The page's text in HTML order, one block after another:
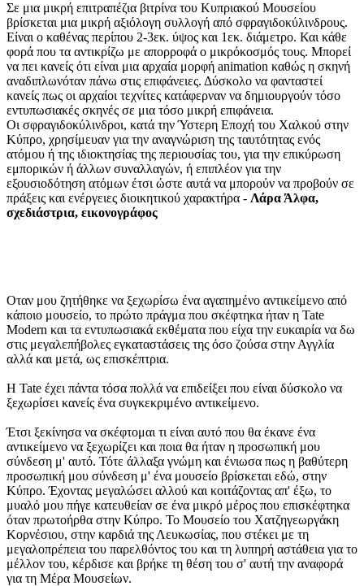
Σε μια μικρή επιτραπέζια βιτρίνα του Κυπριακού Μουσείου
βρίσκεται μια μικρή αξιόλογη συλλογή από σφραγιδοκύλινδρους.
Είναι ο καθένας περίπου 2-3εκ. ύψος και 1εκ. διάμετρο. Και κάθε
φορά που τα αντικρίζω με απορροφά ο μικρόκοσμός τους. Μπορεί
να πει κανείς ότι είναι μια αρχαία μορφή animation καθώς η σκηνή
αναδιπλωνόταν πάνω στις επιφάνειες. Δύσκολο να φανταστεί
κανείς πως οι αρχαίοι τεχνίτες κατάφερναν να δημιουργούν τόσο
εντυπωσιακές σκηνές σε μια τόσο μικρή επιφάνεια.
Οι σφραγιδοκύλινδροι, κατά την Ύστερη Εποχή του Χαλκού στην
Κύπρο, χρησίμευαν για την αναγνώριση της ταυτότητας ενός
ατόμου ή της ιδιοκτησίας της περιουσίας του, για την επικύρωση
εμπορικών ή άλλων συναλλαγών, ή επιπλέον για την
εξουσιοδότηση ατόμων έτσι ώστε αυτά να μπορούν να προβούν σε
πράξεις και ενέργειες διοικητικού χαρακτήρα - Λάρα Άλφα,
σχεδιάστρια, εικονογράφος
Οταν μου ζητήθηκε να ξεχωρίσω ένα αγαπημένο αντικείμενο από
κάποιο μουσείο, το πρώτο πράγμα που σκέφτηκα ήταν η Tate
Modern και τα εντυπωσιακά εκθέματα που είχα την ευκαιρία να δω
στις μεγαλεπήβολες εγκαταστάσεις της όσο ζούσα στην Αγγλία
αλλά και μετά, ως επισκέπτρια.
Η Tate έχει πάντα τόσα πολλά να επιδείξει που είναι δύσκολο να
ξεχωρίσει κανείς ένα συγκεκριμένο αντικείμενο.
Έτσι ξεκίνησα να σκέφτομαι τι είναι αυτό που θα έκανε ένα
αντικείμενο να ξεχωρίζει και ποια θα ήταν η προσωπική μου
σύνδεση μ' αυτό. Τότε άλλαξα γνώμη και ένιωσα πως η βαθύτερη
προσωπική μου σύνδεση μ' ένα μουσείο βρίσκεται εδώ, στην
Κύπρο. Έχοντας μεγαλώσει αλλού και κοιτάζοντας απ' έξω, το
μυαλό μου πήγε κατευθείαν σε ένα μικρό μέρος που επισκέφτηκα
όταν πρωτοήρθα στην Κύπρο. Το Μουσείο του Χατζηγεωργάκη
Κορνέσιου, στην καρδιά της Λευκωσίας, που στέκει με τη
μεγαλοπρέπεια του παρελθόντος του και τη λυπηρή αστάθεια για το
μέλλον του, κέρδισε και βρήκε τη θέση του σ' αυτή την αναφορά
για τη Μέρα Μουσείων.